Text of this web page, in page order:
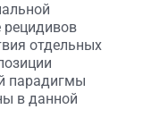
отдельных
парадигмы
в данной